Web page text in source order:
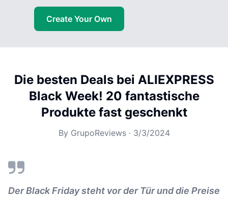
Create Your Own
Die besten Deals bei ALIEXPRESS
Black Week! 20 fantastische
Produkte fast geschenkt
By GrupoReviews· 3/3/2024
Der Black Friday steht vor der Tür und die Preise